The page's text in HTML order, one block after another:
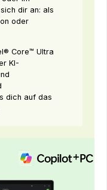
dir an: als
oder
Core™ Ultra
KI-
dich auf das